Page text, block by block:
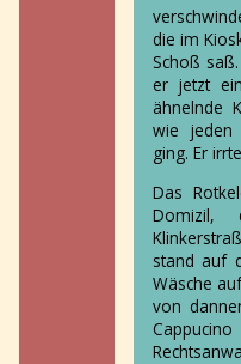
die im
Schoß
er jetzt
ähnelnde
wie jeden
ging. Er
Das
Domizil,
stand auf
Wäsche
von